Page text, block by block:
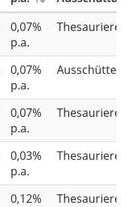
0,07%
p.a.
0,07%
p.a.
0,07%
p.a.
0,03%
p.a.
0,12%